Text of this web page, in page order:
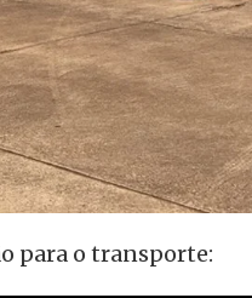
para o transporte: